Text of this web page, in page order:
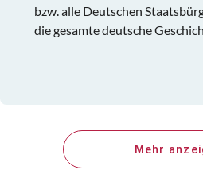
bzw. alle Deutschen
die gesamte deutsche
Mehr